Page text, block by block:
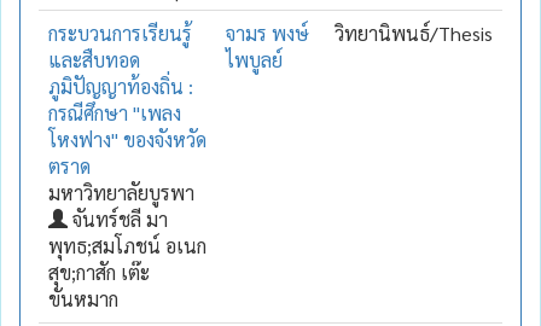
กระบวนการเรียนรู้
และสืบทอด
ภูมิปัญญาท้องถิ่น :
กรณีศึกษา "เพลง
โหงฟาง" ของจังหวัด
ตราด
มหาวิทยาลัยบูรพา
จันทร์ชลี มา
พุทธ;สมโภชน์ อเนก
สุข;กาสัก เต๊ะ
ขันหมาก
จามร พงษ์
ไพบูลย์
วิทยานิพนธ์/Thesis